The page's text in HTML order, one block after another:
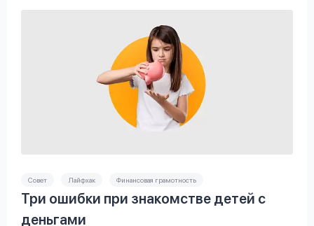
Совет Лайфхак Финансовая грамотность
Три ошибки при знакомстве детей с
деньгами